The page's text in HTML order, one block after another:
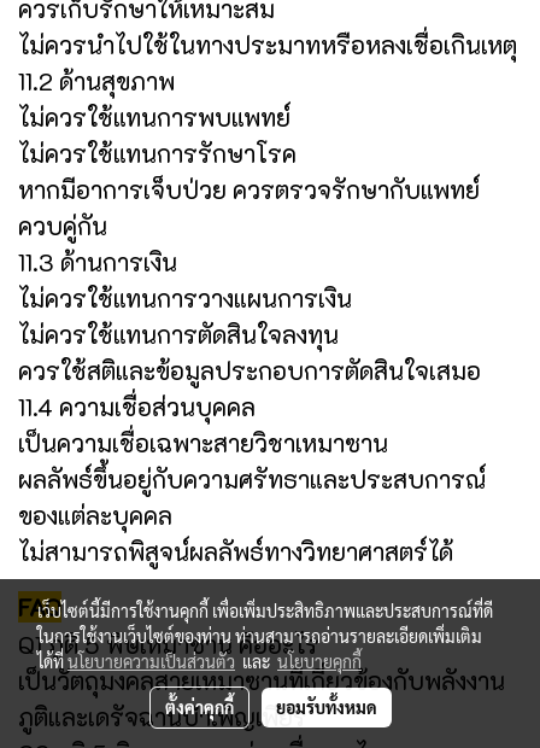
ควรเก็บรักษาให้เหมาะสม
ไม่ควรนำไปใช้ในทางประมาทหรือหลงเชื่อเกินเหตุ
11.2 ด้านสุขภาพ
ไม่ควรใช้แทนการพบแพทย์
ไม่ควรใช้แทนการรักษาโรค
หากมีอาการเจ็บป่วย ควรตรวจรักษากับแพทย์
ควบคู่กัน
11.3 ด้านการเงิน
ไม่ควรใช้แทนการวางแผนการเงิน
ไม่ควรใช้แทนการตัดสินใจลงทุน
ควรใช้สติและข้อมูลประกอบการตัดสินใจเสมอ
11.4 ความเชื่อส่วนบุคคล
เป็นความเชื่อเฉพาะสายวิชาเหมาซาน
ผลลัพธ์ขึ้นอยู่กับความศรัทธาและประสบการณ์
ของแต่ละบุคคล
ไม่สามารถพิสูจน์ผลลัพธ์ทางวิทยาศาสตร์ได้
FAQ
Q1 ภูติ 5 พิษเหมาซาน คืออะไร
เป็นวัตถุมงคลสายเหมาซานที่เกี่ยวข้องกับพลังงาน
ภูติและเดรัจฉานบำเพ็ญเพียร
เว็บไซต์นี้มีการใช้งานคุกกี้ เพื่อเพิ่มประสิทธิภาพและประสบการณ์ที่ดี
ในการใช้งานเว็บไซต์ของท่าน ท่านสามารถอ่านรายละเอียดเพิ่มเติม
ได้ที่นโยบายความเป็นส่วนตัว และนโยบายคุกกี้
ตั้งค่าคุกกี้ ยอมรับทั้งหมด